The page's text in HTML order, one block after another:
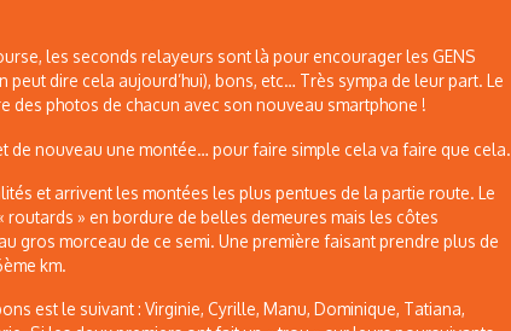
les seconds relayeurs sont là pour encourager les GENS
peut dire cela aujourd’hui), bons, etc… Très sympa de leur part. Le
des photos de chacun avec son nouveau smartphone !
de nouveau une montée… pour faire simple cela va faire que cela.
et arrivent les montées les plus pentues de la partie route. Le
routards » en bordure de belles demeures mais les côtes
gros morceau de ce semi. Une première faisant prendre plus de
km.
est le suivant : Virginie, Cyrille, Manu, Dominique, Tatiana,